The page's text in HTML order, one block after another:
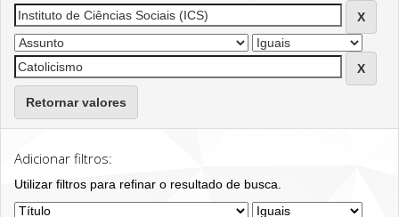
Retornar valores
Adicionar filtros:
Utilizar filtros para refinar o resultado de busca.